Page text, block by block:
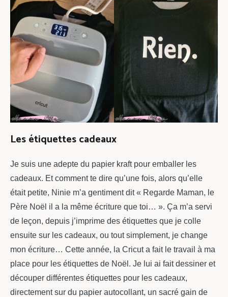
Les étiquettes cadeaux
Je suis une adepte du papier kraft pour emballer les
cadeaux. Et comment te dire qu’une fois, alors qu’elle
était petite, Ninie m’a gentiment dit « Regarde Maman, le
Père Noël il a la même écriture que toi… ». Ça m’a servi
de leçon, depuis j’imprime des étiquettes que je colle
ensuite sur les cadeaux, ou tout simplement, je change
mon écriture… Cette année, la Cricut a fait le travail à ma
place pour les étiquettes de Noël. Je lui ai fait dessiner et
découper différentes étiquettes pour les cadeaux,
directement sur du papier autocollant, un sacré gain de